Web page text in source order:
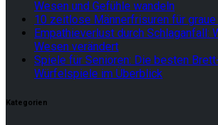
Wesen und Gefühle wandeln
10 zeitlose Männerfrisuren für graue
Empathieverlust durch Schlaganfall:
Wesen verändert
Spiele für Senioren: Die besten
Würfelspiele im Überblick
Kategorien